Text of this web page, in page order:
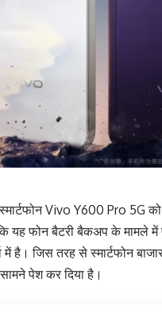
स्मार्टफोन Vivo Y600 Pro 5G
यह फोन बैटरी बैकअप के मामले में
है। जिस तरह से स्मार्टफोन
पेश कर दिया है।